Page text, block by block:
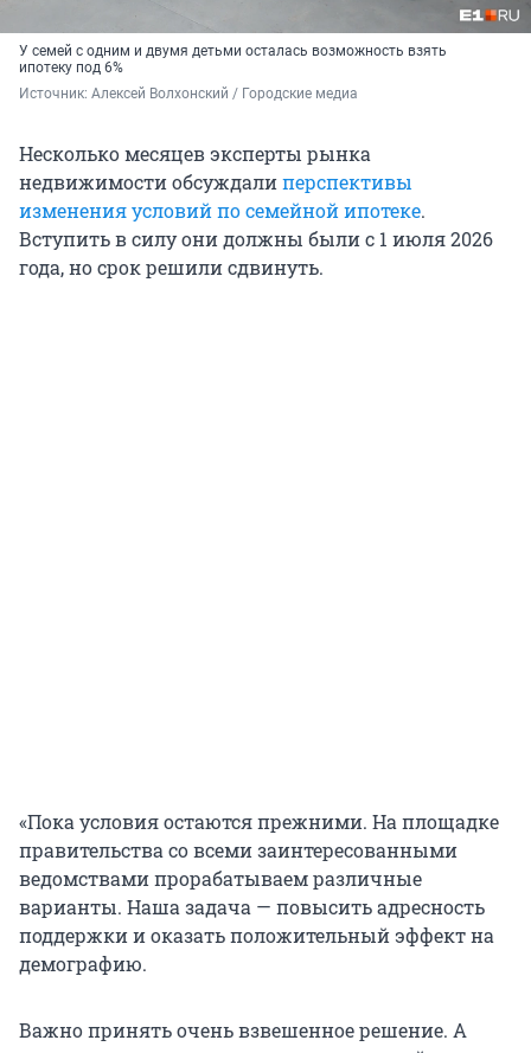
У семей с одним и двумя детьми осталась возможность взять
ипотеку под 6%
Источник: Алексей Волхонский / Городские медиа
Несколько месяцев эксперты рынка
недвижимости обсуждалиперспективы
изменения условий по семейной ипотеке.
Вступить в силу они должны были с 1 июля 2026
года, но срок решили сдвинуть.
«Пока условия остаются прежними. На площадке
правительства со всеми заинтересованными
ведомствами прорабатываем различные
варианты. Наша задача — повысить адресность
поддержки и оказать положительный эффект на
демографию.
Важно принять очень взвешенное решение. А